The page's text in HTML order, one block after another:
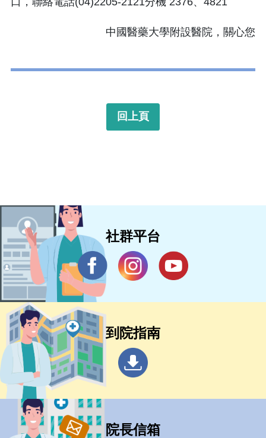
中國醫藥大學附設醫院，關心您
回上頁
社群平台
到院指南
院長信箱